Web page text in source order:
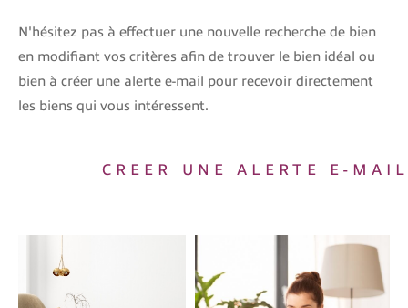
N'hésitez pas à effectuer une nouvelle recherche de bien
en modifiant vos critères afin de trouver le bien idéal ou
bien à créer une alerte e-mail pour recevoir directement
les biens qui vous intéressent.
CREER UNE ALERTE E-
Budget
Surface
Surface
AFFINER LES CRITÈRES